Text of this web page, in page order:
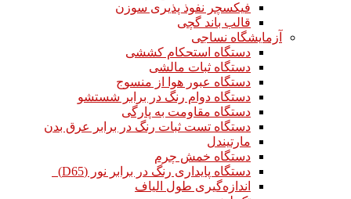
فیکسچر نفوذ پذیری سوزن
قالب باند گچی
آزمایشگاه نساجی
دستگاه استحکام کششی
دستگاه ثبات مالشی
دستگاه عبور هوا از منسوج
دستگاه دوام رنگ در برابر شستشو
دستگاه مقاومت به پارگی
دستگاه تست ثبات رنگ در برابر عرق بدن
مارتیندل
دستگاه خمش چرم
دستگاه پایداری رنگ در برابر نور (D65)
اندازه‌گیری طول الیاف